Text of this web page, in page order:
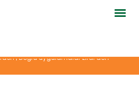
|Doğru uygulamalar zirai don